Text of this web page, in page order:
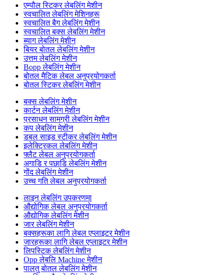
एम्पौल स्टिकर लेबलिंग मेशीन
स्वचालित लेबलिंग मेशिनहरू
स्वचालित बैग लेबलिंग मेशीन
स्वचालित बक्स लेबलिंग मेशीन
ब्याग लेबलिंग मेशीन
बियर बोतल लेबलिंग मेशीन
उत्तम लेबलिंग मेशीन
Bopp लेबलिंग मेशीन
बोतल मैटिक लेबल अनुप्रयोगकर्ता
बोतल स्टिकर लेबलिंग मेशीन
बक्स लेबलिंग मेशीन
कार्टन लेबलिंग मेशीन
प्रसाधन सामग्री लेबलिंग मेशीन
कप लेबलिंग मेशीन
डबल साइड स्टीकर लेबलिंग मेशीन
इलेक्ट्रिकल लेबलिंग मेशीन
फ्लैट लेबल अनुप्रयोगकर्ता
अगाडि र पछाडि लेबलिंग मेशीन
गोंद लेबलिंग मेशीन
उच्च गति लेबल अनुप्रयोगकर्ता
लाइन लेबलिंग उपकरणमा
औद्योगिक लेबल अनुप्रयोगकर्ता
औद्योगिक लेबलिंग मेशीन
जार लेबलिंग मेशीन
बक्सहरूका लागि लेबल एप्लाइटर मेशीन
जारहरूका लागि लेबल एप्लाइटर मेशीन
लिपस्टिक लेबलिंग मेशीन
Opp लेबलि Machine मेशीन
पालतु बोतल लेबलिंग मेशीन